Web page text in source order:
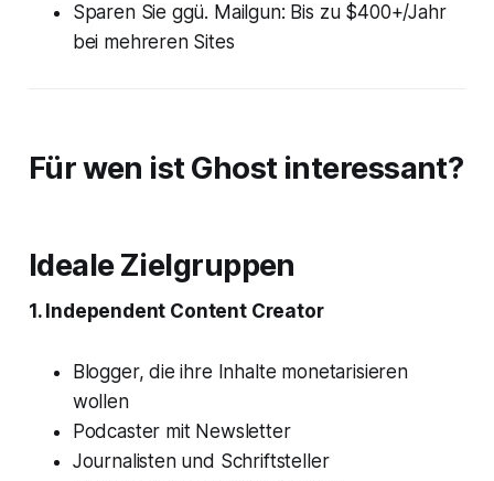
Sparen Sie ggü. Mailgun: Bis zu $400+/Jahr
bei mehreren Sites
Für wen ist Ghost interessant?
Ideale Zielgruppen
1. Independent Content Creator
Blogger, die ihre Inhalte monetarisieren
wollen
Podcaster mit Newsletter
Journalisten und Schriftsteller